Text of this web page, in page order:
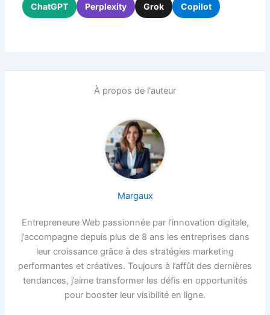
ChatGPT Perplexity Grok Copilot
À propos de l'auteur
Margaux
Entrepreneure Web passionnée par l’innovation digitale,
j’accompagne depuis plus de 8 ans les entreprises dans
leur croissance grâce à des stratégies marketing
performantes et créatives. Toujours à l’affût des dernières
tendances, j’aime transformer les défis en opportunités
pour booster leur visibilité en ligne.